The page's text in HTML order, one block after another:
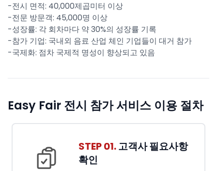
-전시 면적: 40,000제곱미터 이상
-전문 방문객: 45,000명 이상
-성장률: 각 회차마다 약 30%의 성장률 기록
-참가 기업: 국내외 음료 산업 체인 기업들이 대거 참가
-국제화: 점차 국제적 명성이 향상되고 있음
Easy Fair 전시 참가 서비스 이용 절차
STEP 01.고객사 필요사항
확인